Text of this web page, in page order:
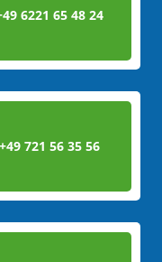
6221 65 48 24
+49 721 56 35 56